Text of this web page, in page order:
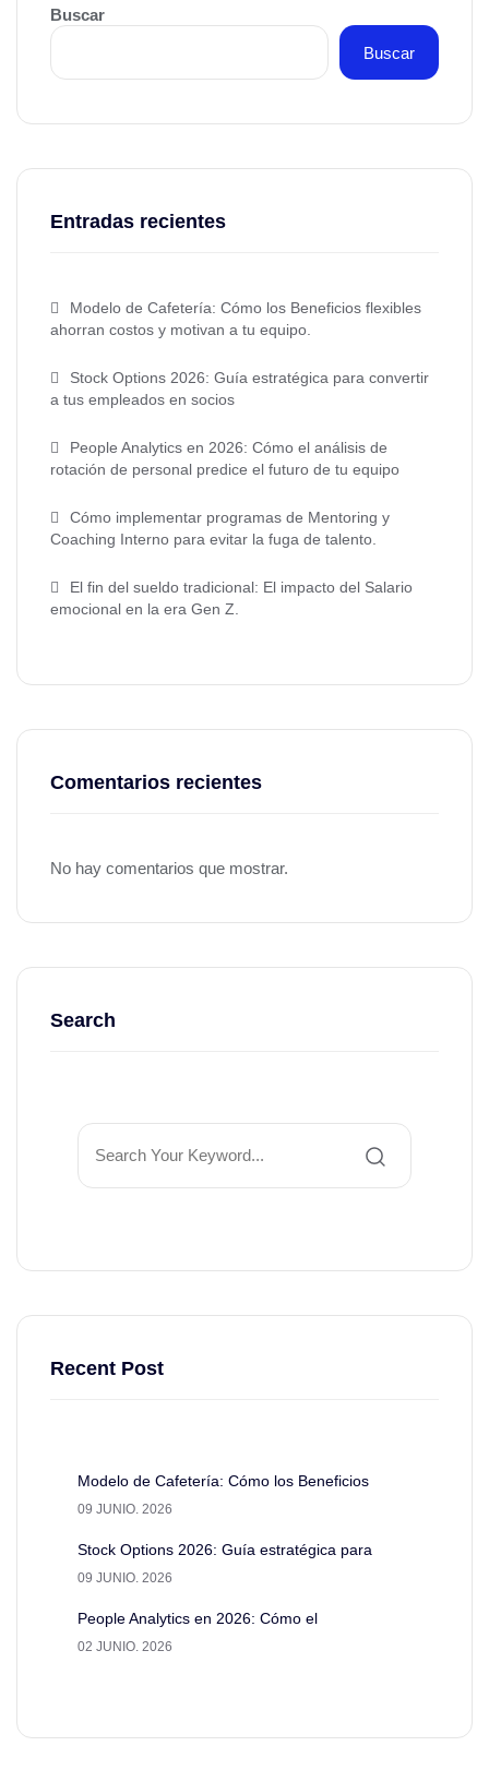
Buscar
Buscar
Entradas recientes
Modelo de Cafetería: Cómo los Beneficios flexibles
ahorran costos y motivan a tu equipo.
Stock Options 2026: Guía estratégica para convertir
a tus empleados en socios
People Analytics en 2026: Cómo el análisis de
rotación de personal predice el futuro de tu equipo
Cómo implementar programas de Mentoring y
Coaching Interno para evitar la fuga de talento.
El fin del sueldo tradicional: El impacto del Salario
emocional en la era Gen Z.
Comentarios recientes
No hay comentarios que mostrar.
Search
Recent Post
Modelo de Cafetería: Cómo los Beneficios
09 JUNIO. 2026
Stock Options 2026: Guía estratégica para
09 JUNIO. 2026
People Analytics en 2026: Cómo el
02 JUNIO. 2026